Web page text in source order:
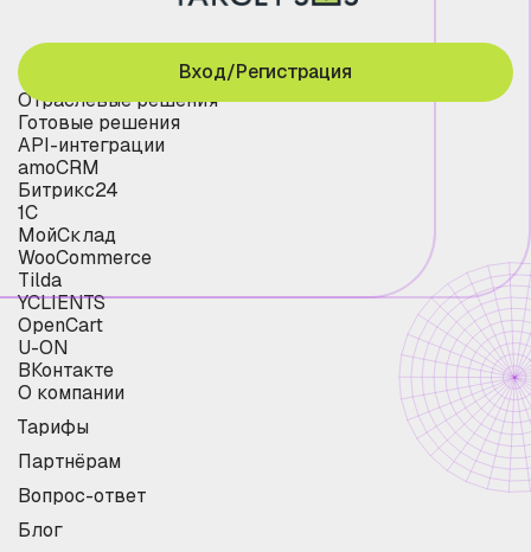
Отраслевые решения
Готовые решения
API-интеграции
amoCRM
Битрикс24
1С
МойСклад
WooCommerce
Tilda
YCLIENTS
OpenCart
U-ON
ВКонтакте
О компании
Тарифы
Партнёрам
Вопрос-ответ
Блог
Вход/Регистрация